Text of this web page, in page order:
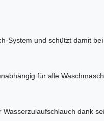
System und schützt damit
für alle
dank